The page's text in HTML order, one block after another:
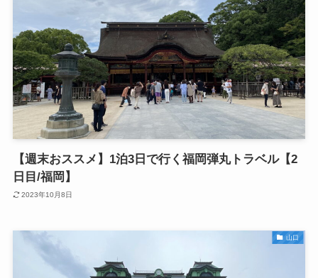
【週末おススメ】1泊3日で行く福岡弾丸トラベル【2
日目/福岡】
2023年10月8日
山口